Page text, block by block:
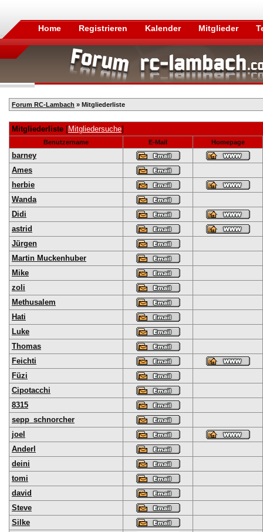
Home Registrieren Kalender Mitglieder
Forum RC-Lambach » Mitgliederliste
Mitgliederliste [Mitgliedersuche]
Benutzername E-Mail Homepage
barney
Ames
herbie
Wanda
Didi
astrid
Jürgen
Martin Muckenhuber
Mike
zoli
Methusalem
Hati
Luke
Thomas
Feichti
Füzi
Cipotacchi
8315
sepp_schnorcher
joel
Anderl
deini
tomi
david
Steve
Silke